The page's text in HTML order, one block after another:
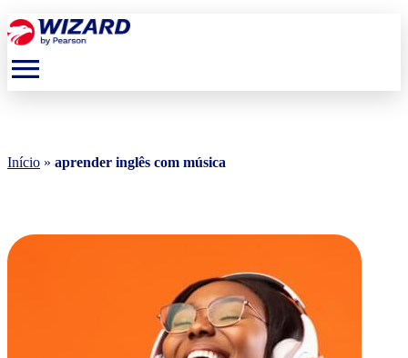
menu
Início » aprender inglês com música